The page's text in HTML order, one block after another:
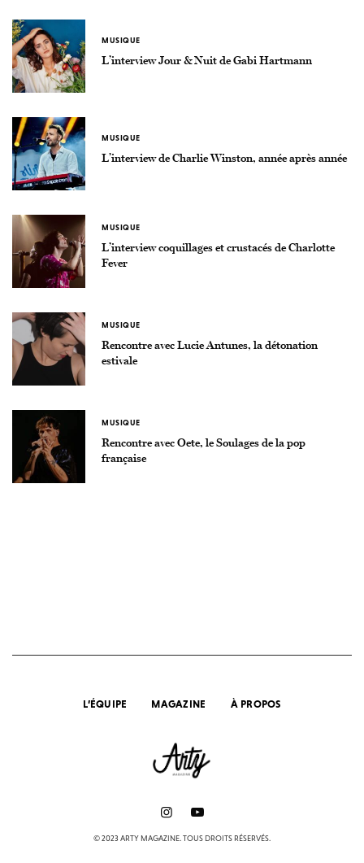
MUSIQUE
L’interview Jour & Nuit de Gabi Hartmann
MUSIQUE
L’interview de Charlie Winston, année après année
MUSIQUE
L’interview coquillages et crustacés de Charlotte
Fever
MUSIQUE
Rencontre avec Lucie Antunes, la détonation
estivale
MUSIQUE
Rencontre avec Oete, le Soulages de la pop
française
L’ÉQUIPE MAGAZINE À PROPOS
© 2023 ARTY MAGAZINE. TOUS DROITS RÉSERVÉS.